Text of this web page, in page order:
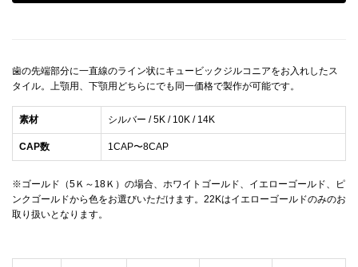
歯の先端部分に一直線のライン状にキュービックジルコニアをお入れしたス
タイル。上顎用、下顎用どちらにでも同一価格で製作が可能です。
素材 シルバー / 5K / 10K / 14K
CAP数 1CAP〜8CAP
※ゴールド（5Ｋ～18Ｋ）の場合、ホワイトゴールド、イエローゴールド、ピ
ンクゴールドから色をお選びいただけます。22Kはイエローゴールドのみのお
取り扱いとなります。